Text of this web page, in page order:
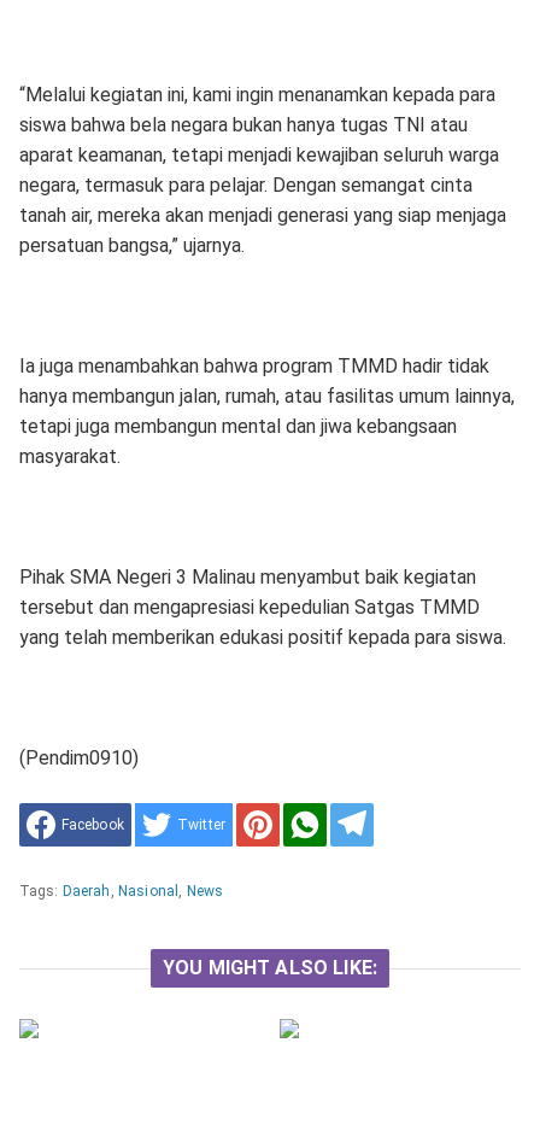
“Melalui kegiatan ini, kami ingin menanamkan kepada para
siswa bahwa bela negara bukan hanya tugas TNI atau
aparat keamanan, tetapi menjadi kewajiban seluruh warga
negara, termasuk para pelajar. Dengan semangat cinta
tanah air, mereka akan menjadi generasi yang siap menjaga
persatuan bangsa,” ujarnya.
Ia juga menambahkan bahwa program TMMD hadir tidak
hanya membangun jalan, rumah, atau fasilitas umum lainnya,
tetapi juga membangun mental dan jiwa kebangsaan
masyarakat.
Pihak SMA Negeri 3 Malinau menyambut baik kegiatan
tersebut dan mengapresiasi kepedulian Satgas TMMD
yang telah memberikan edukasi positif kepada para siswa.
(Pendim0910)
Facebook Twitter
Tags: Daerah , Nasional , News
YOU MIGHT ALSO LIKE: